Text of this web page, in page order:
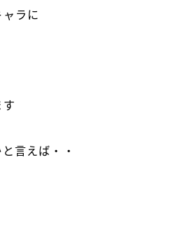
ラに
す
言えば・・